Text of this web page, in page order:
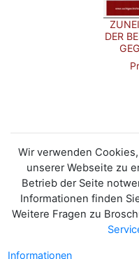
DER
Wir verwenden
unserer Webseite zu
Betrieb der Seite
Informationen finden
Weitere Fragen zu
Informationen